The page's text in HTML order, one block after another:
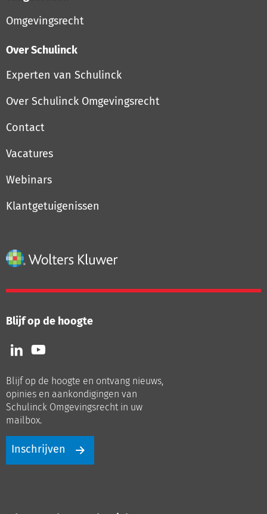
Omgevingsrecht
Over Schulinck
Experten van Schulinck
Over Schulinck Omgevingsrecht
Contact
Vacatures
Webinars
Klantgetuigenissen
Blijf op de hoogte
Volg
ons
LinkedIn
Volg
ons
Youtube
Blijf op de hoogte en ontvang nieuws,
opinies en aankondigingen van
Schulinck Omgevingsrecht in uw
mailbox.
Inschrijven